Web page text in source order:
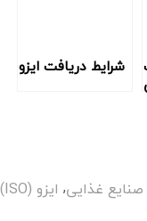
شرایط دریافت ایزو
صنایع غذایی, ایزو (ISO)